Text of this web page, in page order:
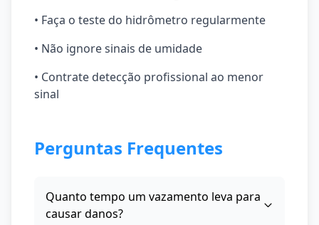
• Faça o teste do hidrômetro regularmente
• Não ignore sinais de umidade
• Contrate detecção profissional ao menor
sinal
Perguntas Frequentes
Quanto tempo um vazamento leva para
causar danos?